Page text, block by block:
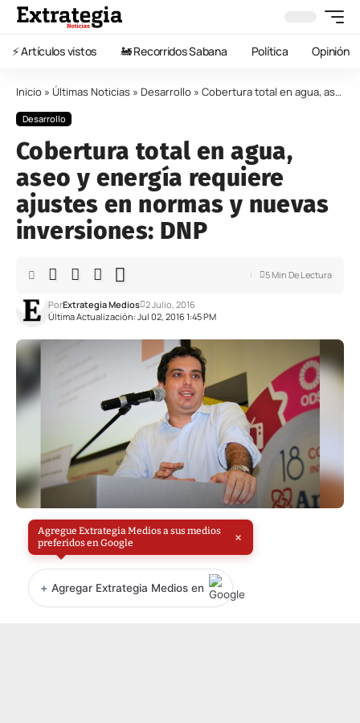
⚡️ Artículos vistos 🚂 Recorridos Sabana Política Opinión
Inicio » Últimas Noticias » Desarrollo » Cobertura total en agua, aseo y energía requiere ajustes en normas y nuevas inversiones: DNP
Desarrollo
Cobertura total en agua,
aseo y energía requiere
ajustes en normas y nuevas
inversiones: DNP
Última Actualización: Jul 02, 2016 1:45 PM
PorExtrategia Medios 2 Julio, 2016
5 Min De Lectura
Agregue Extrategia Medios a sus medios
preferidos en Google
×
+ Agregar Extrategia Medios en